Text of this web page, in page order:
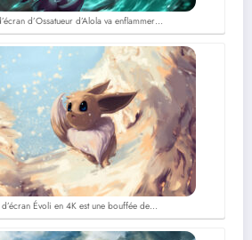
d’Ossatueur d’Alola va enflammer…
Évoli en 4K est une bouffée de…